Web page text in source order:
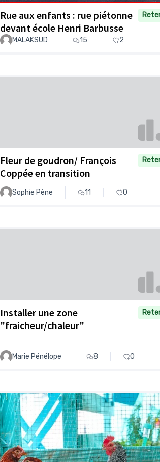
Rue aux enfants : rue piétonne
devant école Henri Barbusse
MALAKSUD 15 2
Fleur de goudron/ François
Coppée en transition
Sophie Pène 11 0
Installer une zone
"fraicheur/chaleur"
Marie Pénélope 8 0